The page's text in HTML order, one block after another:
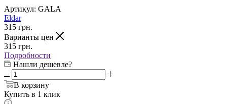
Артикул: GALA
Eldar
315 грн.
Варианты цен
315 грн.
Подробности
Нашли дешевле?
В корзину
Купить в 1 клик